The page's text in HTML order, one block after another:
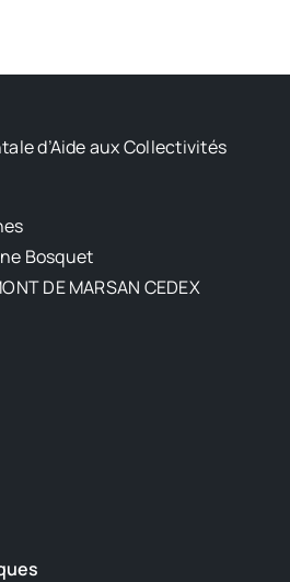
d’Aide aux Collectivités
Bosquet
DE MARSAN CEDEX